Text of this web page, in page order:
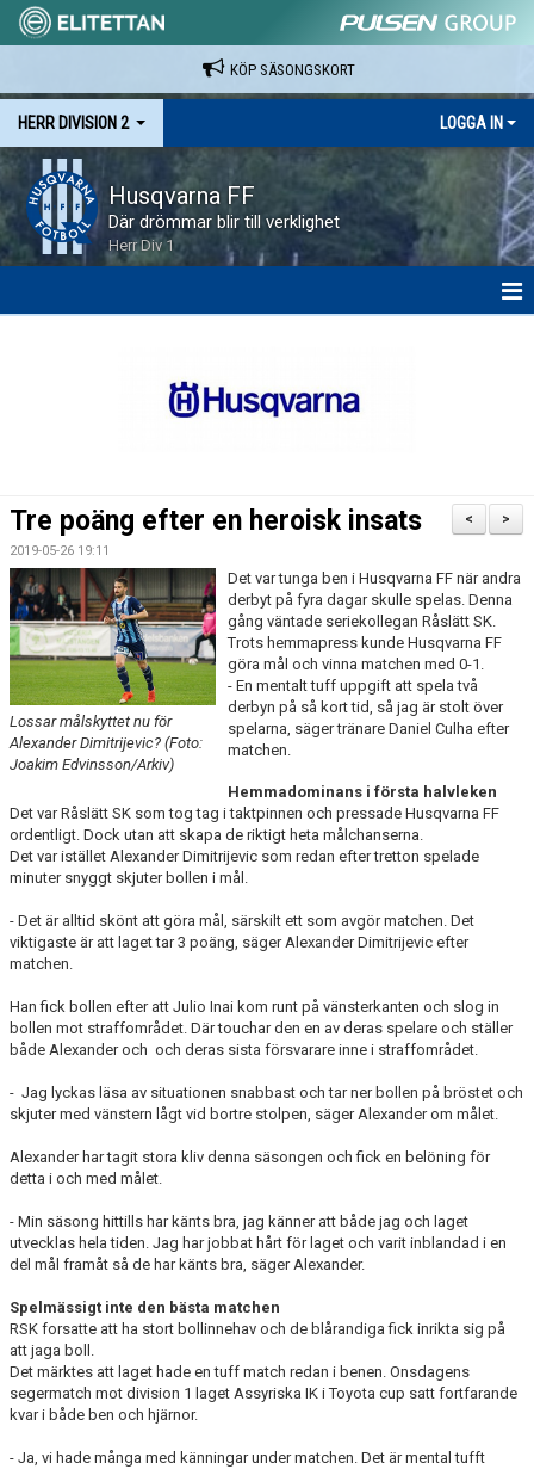
KÖP SÄSONGSKORT
HERR DIVISION 2 LOGGA IN
Husqvarna FF
Där drömmar blir till verklighet
Herr Div 1
MATCHER
>
<
Tre poäng efter en heroisk insats
2019-05-26 19:11
Lossar målskyttet nu för
Alexander Dimitrijevic? (Foto:
Joakim Edvinsson/Arkiv)
Det var tunga ben i Husqvarna FF när andra
derbyt på fyra dagar skulle spelas. Denna
gång väntade seriekollegan Råslätt SK.
Trots hemmapress kunde Husqvarna FF
göra mål och vinna matchen med 0-1.
- En mentalt tuff uppgift att spela två
derbyn på så kort tid, så jag är stolt över
spelarna, säger tränare Daniel Culha efter
matchen.
Hemmadominans i första halvleken
Det var Råslätt SK som tog tag i taktpinnen och pressade Husqvarna FF
ordentligt. Dock utan att skapa de riktigt heta målchanserna.
Det var istället Alexander Dimitrijevic som redan efter tretton spelade
minuter snyggt skjuter bollen i mål.
- Det är alltid skönt att göra mål, särskilt ett som avgör matchen. Det
viktigaste är att laget tar 3 poäng, säger Alexander Dimitrijevic efter
matchen.
Han fick bollen efter att Julio Inai kom runt på vänsterkanten och slog in
bollen mot straffområdet. Där touchar den en av deras spelare och ställer
både Alexander och och deras sista försvarare inne i straffområdet.
- Jag lyckas läsa av situationen snabbast och tar ner bollen på bröstet och
skjuter med vänstern lågt vid bortre stolpen, säger Alexander om målet.
Alexander har tagit stora kliv denna säsongen och fick en belöning för
detta i och med målet.
- Min säsong hittills har känts bra, jag känner att både jag och laget
utvecklas hela tiden. Jag har jobbat hårt för laget och varit inblandad i en
del mål framåt så de har känts bra, säger Alexander.
Spelmässigt inte den bästa matchen
RSK forsatte att ha stort bollinnehav och de blårandiga fick inrikta sig på
att jaga boll.
Det märktes att laget hade en tuff match redan i benen. Onsdagens
segermatch mot division 1 laget Assyriska IK i Toyota cup satt fortfarande
kvar i både ben och hjärnor.
- Ja, vi hade många med känningar under matchen. Det är mental tufft